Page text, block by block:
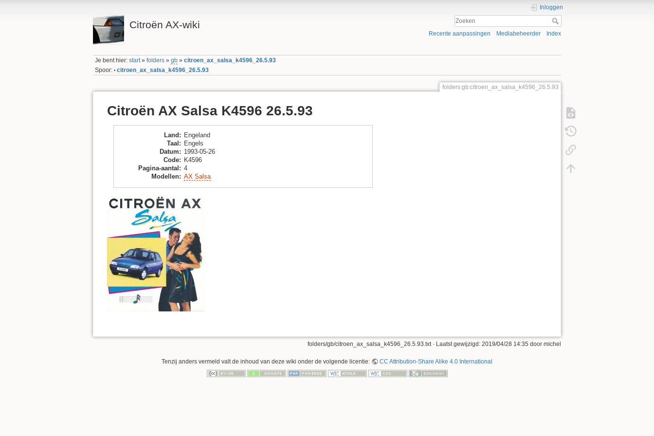
Citroën AX-wiki
Inloggen
Recente aanpassingen Mediabeheerder Index
Je bent hier:start»folders »gb »citroen_ax_salsa_k4596_26.5.93
Spoor: • citroen_ax_salsa_k4596_26.5.93
folders:gb:citroen_ax_salsa_k4596_26.5.93
Citroën AX Salsa K4596 26.5.93
Land :
Engeland
Taal :
Engels
Datum: 1993-05-26
Code:
K4596
Pagina-aantal : 4
Modellen: AX Salsa
folders/gb/citroen_ax_salsa_k4596_26.5.93.txt · Laatst gewijzigd: 2019/04/28 14:35 door michel
Tenzij anders vermeld valt de inhoud van deze wiki onder de volgende licentie: CC Attribution-Share Alike 4.0 International